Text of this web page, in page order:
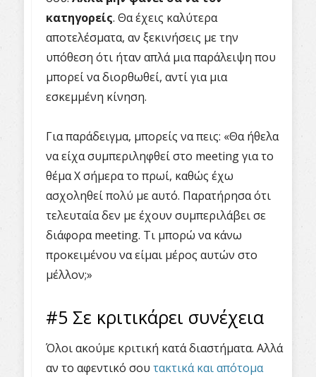
κατηγορείς. Θα έχεις καλύτερα
αποτελέσματα, αν ξεκινήσεις με την
υπόθεση ότι ήταν απλά μια παράλειψη που
μπορεί να διορθωθεί, αντί για μια
εσκεμμένη κίνηση.
Για παράδειγμα, μπορείς να πεις: «Θα ήθελα
να είχα συμπεριληφθεί στο meeting για το
θέμα Χ σήμερα το πρωί, καθώς έχω
ασχοληθεί πολύ με αυτό. Παρατήρησα ότι
τελευταία δεν με έχουν συμπεριλάβει σε
διάφορα meeting. Τι μπορώ να κάνω
προκειμένου να είμαι μέρος αυτών στο
μέλλον;»
#5 Σε κριτικάρει συνέχεια
Όλοι ακούμε κριτική κατά διαστήματα. Αλλά
αν το αφεντικό σου τακτικά και απότομα